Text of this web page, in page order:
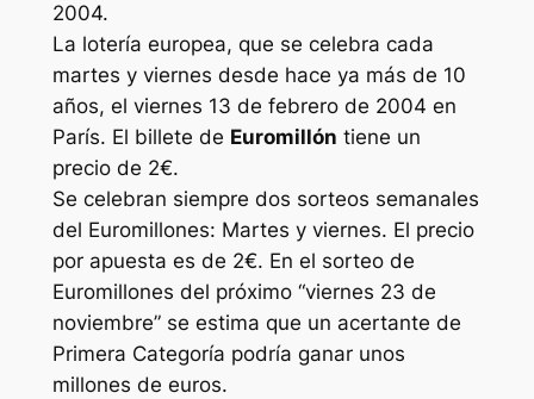
2004.
La lotería europea, que se celebra cada
martes y viernes desde hace ya más de 10
años, el viernes 13 de febrero de 2004 en
París. El billete de Euromillón tiene un
precio de 2€.
Se celebran siempre dos sorteos semanales
del Euromillones: Martes y viernes. El precio
por apuesta es de 2€. En el sorteo de
Euromillones del próximo “viernes 23 de
noviembre” se estima que un acertante de
Primera Categoría podría ganar unos
millones de euros.